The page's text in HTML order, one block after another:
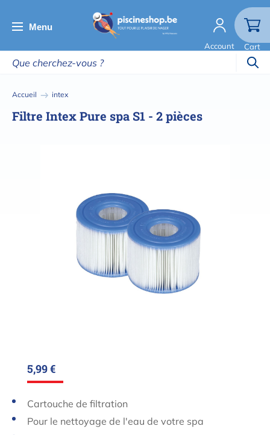
au
principal
Menu
Account Cart
Fil
Accueil intex
Filtre Intex Pure spa S1 - 2 pièces
5,99 €
Cartouche de filtration
Pour le nettoyage de l'eau de votre spa